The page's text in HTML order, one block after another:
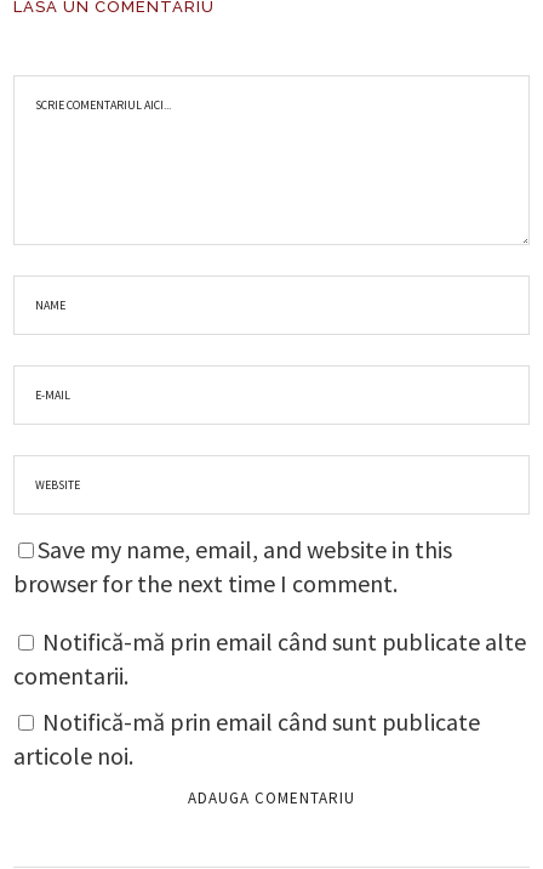
LASA UN COMENTARIU
Save my name, email, and website in this
browser for the next time I comment.
Notifică-mă prin email când sunt publicate alte
comentarii.
Notifică-mă prin email când sunt publicate
articole noi.